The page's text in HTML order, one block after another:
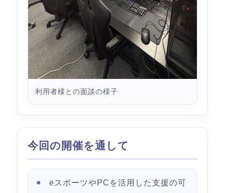
利用者様との面談の様子
今回の開催を通して
eスポーツやPCを活用した支援の可